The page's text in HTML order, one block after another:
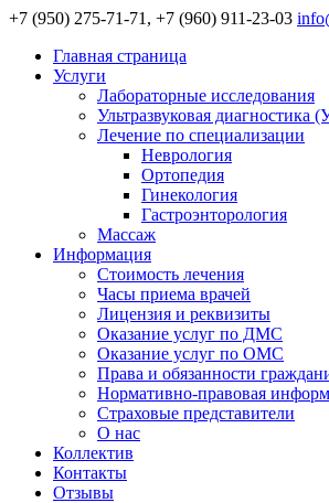
+7 (950) 275-71-71, +7 (960) 911-23-03
Главная страница
Услуги
Лабораторные исследования
Ультразвуковая диагностика
Лечение по специализации
Неврология
Ортопедия
Гинекология
Гастроэнторология
Массаж
Информация
Стоимость лечения
Часы приема врачей
Лицензия и реквизиты
Оказание услуг по ДМС
Оказание услуг по ОМС
Права и обязанности
Нормативно-правовая
Страховые представители
О нас
Коллектив
Контакты
Отзывы